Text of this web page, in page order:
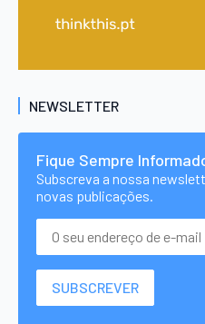
NEWSLETTER
Fique Sempre
Subscreva a nossa
novas publicações.